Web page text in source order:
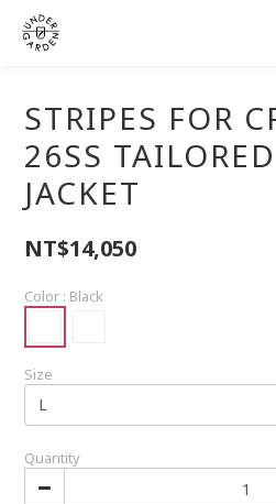
STRIPES FOR
26SS
JACKET
NT$14,050
Color : Black
Size
Quantity